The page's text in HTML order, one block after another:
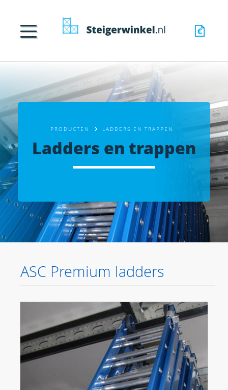
PRODUCTEN LADDERS EN TRAPPEN
Ladders en trappen
ASC Premium ladders